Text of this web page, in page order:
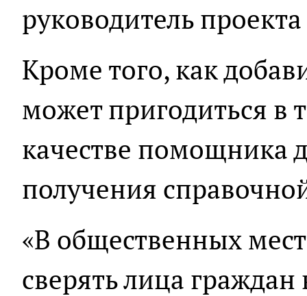
руководитель
Кроме того, как
может пригодиться в
качестве помощника
получения
«В общественных
сверять лица